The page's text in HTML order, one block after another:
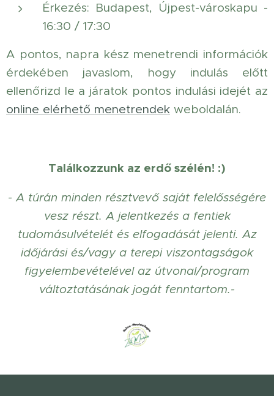
Érkezés: Budapest, Újpest-városkapu -
16:30 / 17:30
A pontos, napra kész menetrendi információk
érdekében javaslom, hogy indulás előtt
ellenőrizd le a járatok pontos indulási idejét az
online elérhető menetrendek weboldalán.
Találkozzunk az erdő szélén! :)
- A túrán minden résztvevő saját felelősségére
vesz részt. A jelentkezés a fentiek
tudomásulvételét és elfogadását jelenti. Az
időjárási és/vagy a terepi viszontagságok
figyelembevételével az útvonal/program
változtatásának jogát fenntartom.-